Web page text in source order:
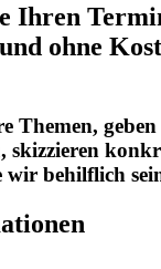
Ihren
ohne
Themen, geben
skizzieren
wir behilflich